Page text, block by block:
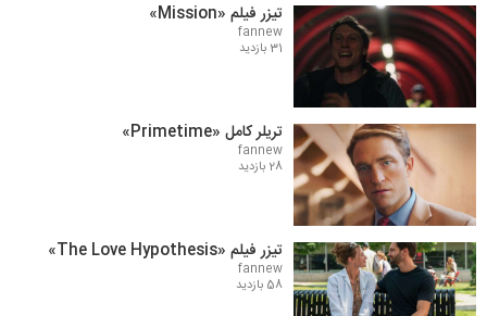
تیزر فیلم «Mission»
fannew
31 بازدید
تریلر کامل «Primetime»
fannew
28 بازدید
تیزر فیلم «The Love Hypothesis»
fannew
58 بازدید